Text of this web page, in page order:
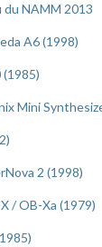
NAMM 2013
A6 (1998)
(1985)
Mini
2 (1998)
/ OB-Xa (1979)